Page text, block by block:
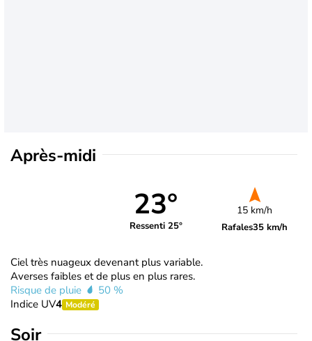
Après-midi
23°
Ressenti 25°
15 km/h
Rafales35 km/h
Ciel très nuageux devenant plus variable.
Averses faibles et de plus en plus rares.
Risque de pluie
50 %
Indice UV4 Modéré
Soir